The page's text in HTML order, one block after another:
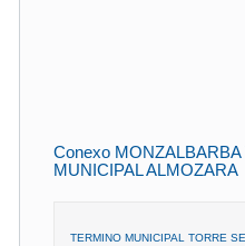
Conexo
MUNICIPAL ALMOZARA
TERMINO MUNICIPAL TORRE